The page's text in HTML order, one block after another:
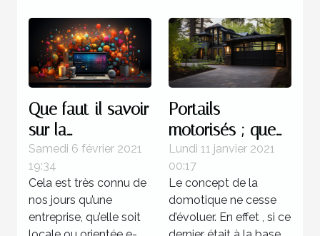
Que faut-il savoir
sur la
maintenance
d’un site Web ?
Samedi 6 février 2021
19:34
Cela est très connu de
nos jours qu’une
entreprise, qu’elle soit
Portails
motorisés ; que
faut-il savoir ?
Lundi 11 janvier 2021
00:17
Le concept de la
domotique ne cesse
d’évoluer. En effet , si ce